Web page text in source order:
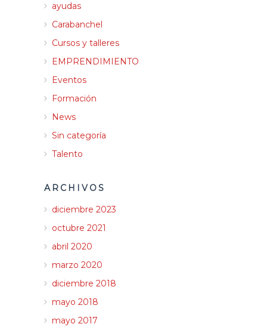
ayudas
Carabanchel
Cursos y talleres
EMPRENDIMIENTO
Eventos
Formación
News
Sin categoría
Talento
ARCHIVOS
diciembre 2023
octubre 2021
abril 2020
marzo 2020
diciembre 2018
mayo 2018
mayo 2017